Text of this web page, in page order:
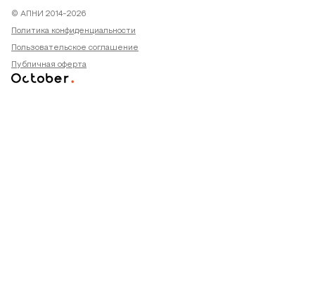
© АПНИ 2014-2026
Политика конфиденциальности
Пользовательское соглашение
Публичная оферта